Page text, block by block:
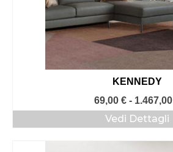
KENNEDY
69,00 € - 1.467,00
Vedi Dettagli